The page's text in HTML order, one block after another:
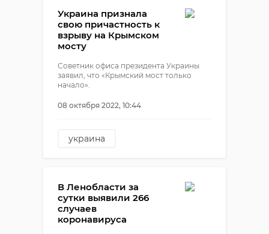
Украина признала
свою причастность к
взрыву на Крымском
мосту
Советник офиса президента Украины
заявил, что «Крымский мост только
начало».
08 октября 2022, 10:44
украина
КРымский мост
В Ленобласти за
сутки выявили 266
случаев
коронавируса